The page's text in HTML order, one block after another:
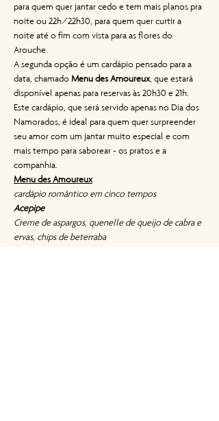
para quem quer jantar cedo e tem mais planos pra
noite ou 22h/22h30, para quem quer curtir a
noite até o fim com vista para as flores do
Arouche.
A segunda opção é um cardápio pensado para a
data, chamado Menu des Amoureux, que estará
disponível apenas para reservas às 20h30 e 21h.
Este cardápio, que será servido apenas no Dia dos
Namorados, é ideal para quem quer surpreender
seu amor com um jantar muito especial e com
mais tempo para saborear - os pratos e a
companhia.
Menu des Amoureux
cardápio romântico em cinco tempos
Acepipe
Creme de aspargos, quenelle de queijo de cabra e
ervas, chips de beterraba